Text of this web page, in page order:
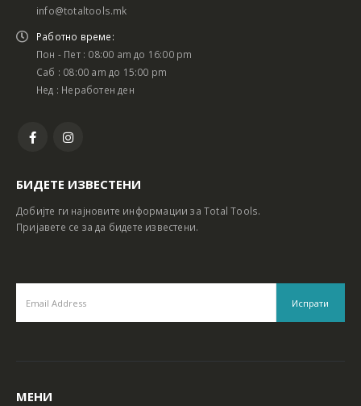
Батериски сет Ротирачки Чекан и Бормашина 20V
info@totaltools.mk
Работно време:
Пон - Пет : 08:00 am до 16:00 pm
Саб : 08:00 am до 15:00 pm
Нед : Неработен ден
БИДЕТЕ ИЗВЕСТЕНИ
Добијте ги најновите информации за Total Tools.
Пријавете се за да бидете известени.
МЕНИ